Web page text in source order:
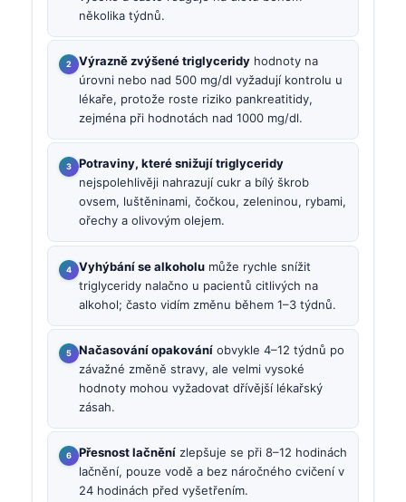
několika týdnů.
Výrazně zvýšené triglyceridy hodnoty na
úrovni nebo nad 500 mg/dl vyžadují kontrolu u
lékaře, protože roste riziko pankreatitidy,
zejména při hodnotách nad 1000 mg/dl.
Potraviny, které snižují triglyceridy
nejspolehlivěji nahrazují cukr a bílý škrob
ovsem, luštěninami, čočkou, zeleninou, rybami,
ořechy a olivovým olejem.
Vyhýbání se alkoholu může rychle snížit
triglyceridy nalačno u pacientů citlivých na
alkohol; často vidím změnu během 1–3 týdnů.
Načasování opakování obvykle 4–12 týdnů po
závažné změně stravy, ale velmi vysoké
hodnoty mohou vyžadovat dřívější lékařský
zásah.
Přesnost lačnění zlepšuje se při 8–12 hodinách
lačnění, pouze vodě a bez náročného cvičení v
24 hodinách před vyšetřením.